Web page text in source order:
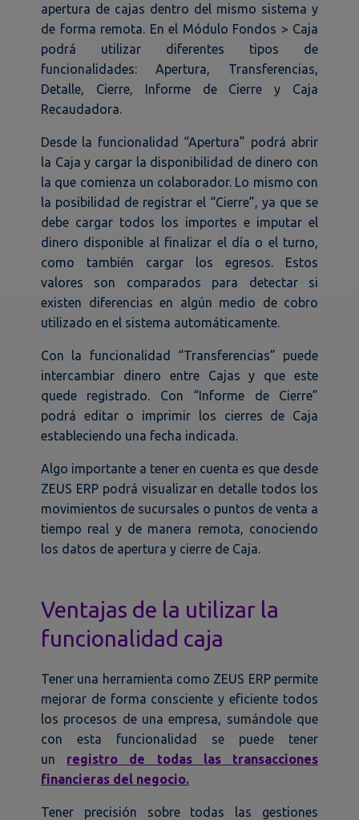
apertura de cajas dentro del mismo sistema y
de forma remota. En el Módulo Fondos > Caja
podrá utilizar diferentes tipos de
funcionalidades: Apertura, Transferencias,
Detalle, Cierre, Informe de Cierre y Caja
Recaudadora.
Desde la funcionalidad “Apertura” podrá abrir
la Caja y cargar la disponibilidad de dinero con
la que comienza un colaborador. Lo mismo con
la posibilidad de registrar el “Cierre”, ya que se
debe cargar todos los importes e imputar el
dinero disponible al finalizar el día o el turno,
como también cargar los egresos. Estos
valores son comparados para detectar si
existen diferencias en algún medio de cobro
utilizado en el sistema automáticamente.
Con la funcionalidad “Transferencias” puede
intercambiar dinero entre Cajas y que este
quede registrado. Con “Informe de Cierre”
podrá editar o imprimir los cierres de Caja
estableciendo una fecha indicada.
Algo importante a tener en cuenta es que desde
ZEUS ERP podrá visualizar en detalle todos los
movimientos de sucursales o puntos de venta a
tiempo real y de manera remota, conociendo
los datos de apertura y cierre de Caja.
Ventajas de la utilizar la
funcionalidad caja
Tener una herramienta como ZEUS ERP permite
mejorar de forma consciente y eficiente todos
los procesos de una empresa, sumándole que
con esta funcionalidad se puede tener
un registro de todas las transacciones
financieras del negocio.
Tener precisión sobre todas las gestiones